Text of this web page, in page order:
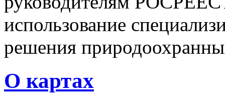
использование
решения
О картах